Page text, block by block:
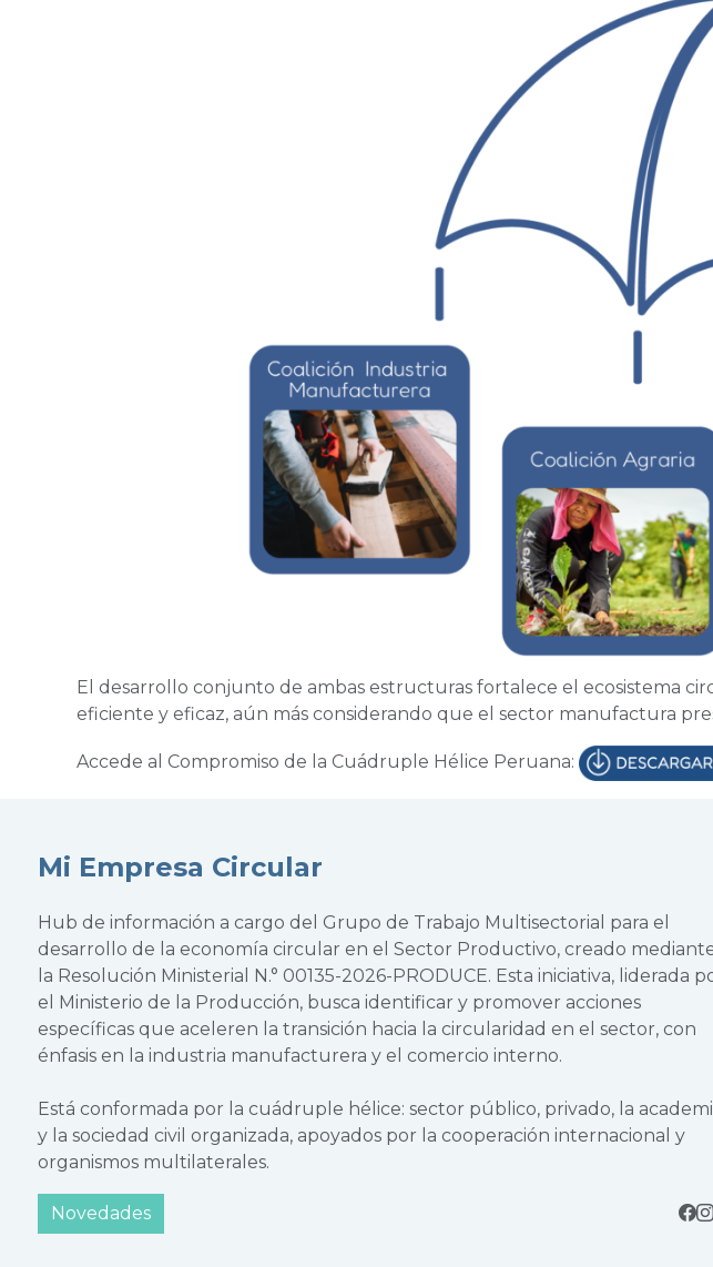
El desarrollo conjunto de ambas estructuras fortalece el ecosistema
eficiente y eficaz, aún más considerando que el sector manufactura
Accede al Compromiso de la Cuádruple Hélice Peruana:
Mi Empresa Circular
Hub de información a cargo del Grupo de Trabajo Multisectorial para el
desarrollo de la economía circular en el Sector Productivo, creado
la Resolución Ministerial N.° 00135-2026-PRODUCE. Esta iniciativa, liderada
el Ministerio de la Producción, busca identificar y promover acciones
específicas que aceleren la transición hacia la circularidad en el sector, con
énfasis en la industria manufacturera y el comercio interno.
Está conformada por la cuádruple hélice: sector público, privado, la
y la sociedad civil organizada, apoyados por la cooperación internacional y
organismos multilaterales.
Novedades